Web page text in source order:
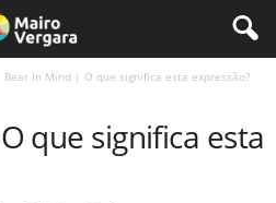
Bear In Mind | O que significa esta expressão?
que significa esta